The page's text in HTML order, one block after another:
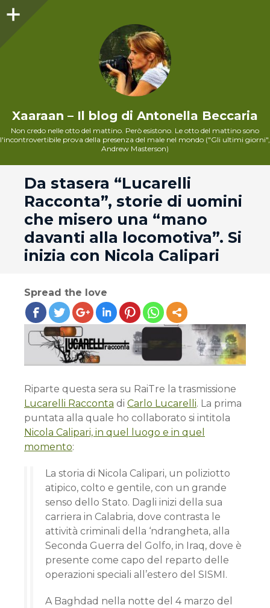
Xaaraan – Il blog di Antonella Beccaria
Non credo nelle otto del mattino. Però esistono. Le otto del mattino sono
l'incontrovertibile prova della presenza del male nel mondo ("Gli ultimi giorni",
Andrew Masterson)
Da stasera “Lucarelli
Racconta”, storie di uomini
che misero una “mano
davanti alla locomotiva”. Si
inizia con Nicola Calipari
Spread the love
Riparte questa sera su RaiTre la trasmissione
Lucarelli Racconta di Carlo Lucarelli. La prima
puntata alla quale ho collaborato si intitola
Nicola Calipari, in quel luogo e in quel
momento:
La storia di Nicola Calipari, un poliziotto
atipico, colto e gentile, con un grande
senso dello Stato. Dagli inizi della sua
carriera in Calabria, dove contrasta le
attività criminali della ‘ndrangheta, alla
Seconda Guerra del Golfo, in Iraq, dove è
presente come capo del reparto delle
operazioni speciali all’estero del SISMI.
A Baghdad nella notte del 4 marzo del